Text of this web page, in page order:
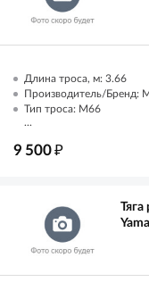
Длина троса, м: 3.66
Производитель/Бренд:
Тип троса: M66
...
9 500₽